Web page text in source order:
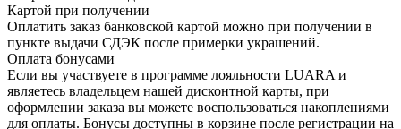
Картой при получении
Оплатить заказ банковской картой можно при получении в
пункте выдачи СДЭК после примерки украшений.
Оплата бонусами
Если вы участвуете в программе лояльности LUARA и
являетесь владельцем нашей дисконтной карты, при
оформлении заказа вы можете воспользоваться накоплениями
для оплаты. Бонусы доступны в корзине после регистрации на